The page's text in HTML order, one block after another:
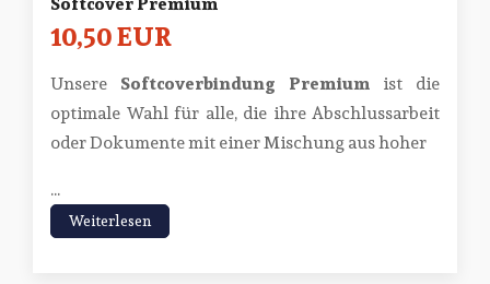
10,50 EUR
Unsere Softcoverbindung Premium ist die
optimale Wahl für alle, die ihre Abschlussarbeit
oder Dokumente mit einer Mischung aus hoher
...
Weiterlesen